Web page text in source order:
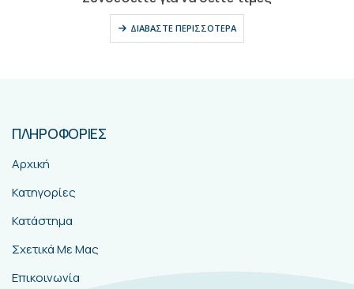
ΔΙΑΒΆΣΤΕ ΠΕΡΙΣΣΌΤΕΡΑ
ΠΛΗΡΟΦΟΡΙΕΣ
Αρχική
Κατηγορίες
Κατάστημα
Σχετικά Με Μας
Επικοινωνία